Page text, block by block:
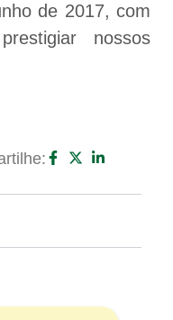
de 2017, com
nossos